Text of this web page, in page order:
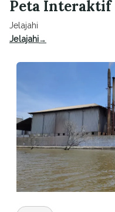
Peta Interaktif
Jelajahi
Jelajahi